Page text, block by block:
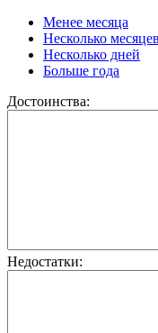
Менее месяца
Несколько месяцев
Несколько дней
Больше года
Достоинства:
Недостатки: